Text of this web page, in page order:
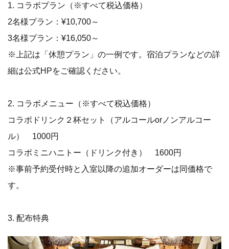
1. コラボプラン（※すべて税込価格）
2名様プラン：¥10,700～
3名様プラン：¥16,050～
※上記は「休憩プラン」の一例です。宿泊プランなどの詳
細は公式HPをご確認ください。
2. コラボメニュー（※すべて税込価格）
コラボドリンク２杯セット（アルコールorノンアルコー
ル） 1000円
コラボミニハニトー（ドリンク付き） 1600円
※事前予約受付時と入室以降の追加オーダーは同価格で
す。
3. 配布特典